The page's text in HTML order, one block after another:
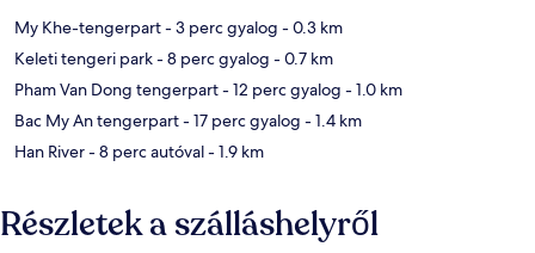
My Khe-tengerpart- 3 perc gyalog - 0.3 km
Keleti tengeri park- 8 perc gyalog - 0.7 km
Pham Van Dong tengerpart- 12 perc gyalog - 1.0 km
Bac My An tengerpart- 17 perc gyalog - 1.4 km
Han River- 8 perc autóval- 1.9 km
Részletek a szálláshelyről